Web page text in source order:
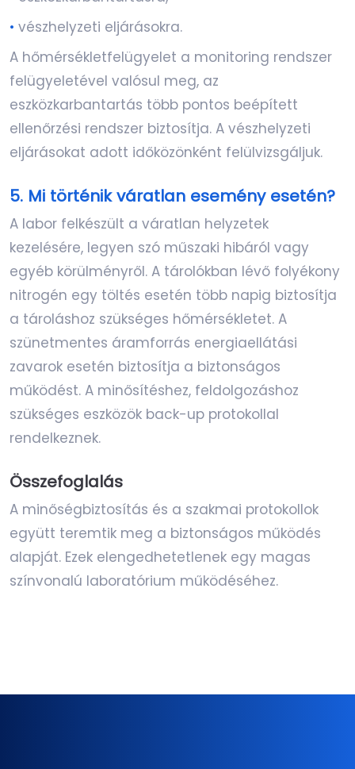
• vészhelyzeti eljárásokra.
A hőmérsékletfelügyelet a monitoring rendszer
felügyeletével valósul meg, az
eszközkarbantartás több pontos beépített
ellenőrzési rendszer biztosítja. A vészhelyzeti
eljárásokat adott időközönként felülvizsgáljuk.
5. Mi történik váratlan esemény esetén?
A labor felkészült a váratlan helyzetek
kezelésére, legyen szó műszaki hibáról vagy
egyéb körülményről. A tárolókban lévő folyékony
nitrogén egy töltés esetén több napig biztosítja
a tároláshoz szükséges hőmérsékletet. A
szünetmentes áramforrás energiaellátási
zavarok esetén biztosítja a biztonságos
működést. A minősítéshez, feldolgozáshoz
szükséges eszközök back-up protokollal
rendelkeznek.
Összefoglalás
A minőségbiztosítás és a szakmai protokollok
együtt teremtik meg a biztonságos működés
alapját. Ezek elengedhetetlenek egy magas
színvonalú laboratórium működéséhez.